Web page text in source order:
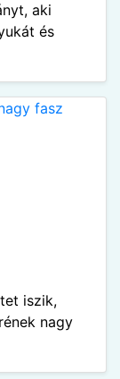
aki
és
iszik,
nagy